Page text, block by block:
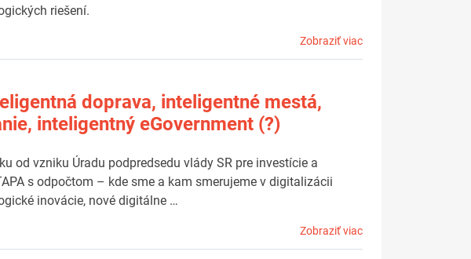
riešení.
Zobraziť viac
doprava, inteligentné mestá,
inteligentný eGovernment (?)
od vzniku Úradu podpredsedu vlády SR pre investície a
s odpočtom – kde sme a kam smerujeme v digitalizácii
inovácie, nové digitálne …
Zobraziť viac